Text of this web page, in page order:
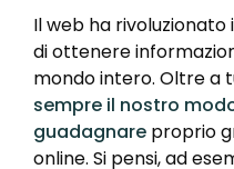
Il web ha
di ottenere
mondo intero. Oltre a
sempre il nostro
guadagnare proprio
online. Si pensi, ad